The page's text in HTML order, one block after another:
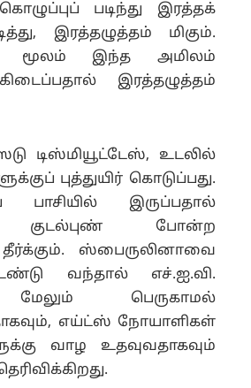
படிந்து இரத்தக்
இரத்தழுத்தம் மிகும்.
மூலம் இந்த அமிலம்
இரத்தழுத்தம்
டிஸ்மியூட்டேஸ், உடலில்
புத்துயிர் கொடுப்பது.
இருப்பதால்
குடல்புண் போன்ற
ஸ்பைருலினாவை
வந்தால் எச்.ஐ.வி.
மேலும் பெருகாமல்
எய்ட்ஸ் நோயாளிகள்
வாழ உதவுவதாகவும்